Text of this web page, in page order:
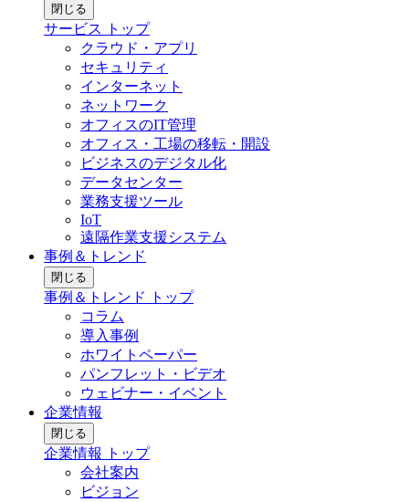
閉じる
サービス トップ
クラウド・アプリ
セキュリティ
インターネット
ネットワーク
オフィスのIT管理
オフィス・工場の移転・開設
ビジネスのデジタル化
データセンター
業務支援ツール
IoT
遠隔作業支援システム
事例＆トレンド
閉じる
事例＆トレンド トップ
コラム
導入事例
ホワイトペーパー
パンフレット・ビデオ
ウェビナー・イベント
企業情報
閉じる
企業情報 トップ
会社案内
ビジョン